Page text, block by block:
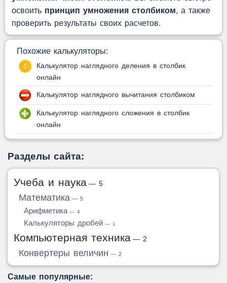
освоить принцип умножения столбиком, а также
проверить результаты своих расчетов.
Похожие калькуляторы:
Калькулятор наглядного деления в столбик
онлайн
Калькулятор наглядного вычитания столбиком
Калькулятор наглядного сложения в столбик
онлайн
Разделы сайта:
Учеба и наука — 5
Математика — 5
Арифметика — 4
Калькуляторы дробей — 1
Компьютерная техника — 2
Конвертеры величин — 2
Самые популярные: